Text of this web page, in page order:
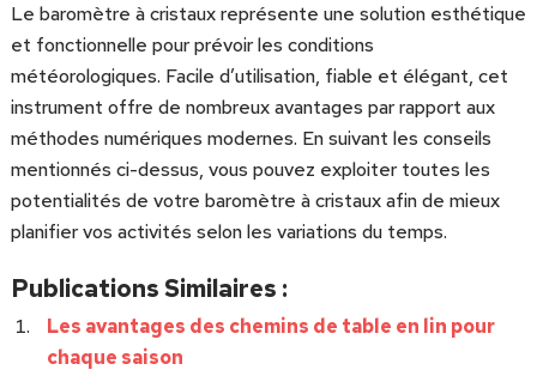
Le baromètre à cristaux représente une solution esthétique
et fonctionnelle pour prévoir les conditions
météorologiques. Facile d’utilisation, fiable et élégant, cet
instrument offre de nombreux avantages par rapport aux
méthodes numériques modernes. En suivant les conseils
mentionnés ci-dessus, vous pouvez exploiter toutes les
potentialités de votre baromètre à cristaux afin de mieux
planifier vos activités selon les variations du temps.
Publications Similaires :
Les avantages des chemins de table en lin pour
chaque saison